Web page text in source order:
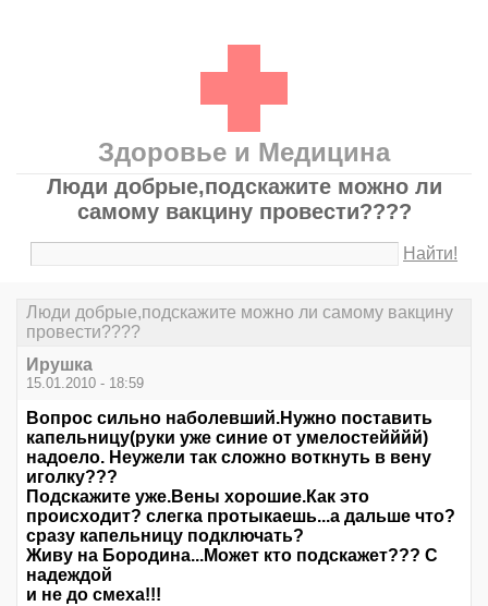
Здоровье и Медицина
Люди добрые,подскажите можно ли
самому вакцину провести????
Найти!
Люди добрые,подскажите можно ли самому вакцину
провести????
Ирушкa
15.01.2010 - 18:59
Вопрос сильно наболевший.Нужно поставить
капельницу(руки уже синие от умелостейййй)
надоело. Неужели так сложно воткнуть в вену
иголку???
Подскажите уже.Вены хорошие.Как это
происходит? слегка протыкаешь...а дальше что?
сразу капельницу подключать?
Живу на Бородина...Может кто подскажет??? С
надеждой
и не до смеха!!!